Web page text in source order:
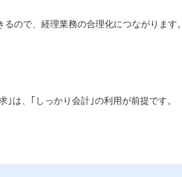
ので、経理業務の合理化につながります。
は、｢しっかり会計｣の利用が前提です。